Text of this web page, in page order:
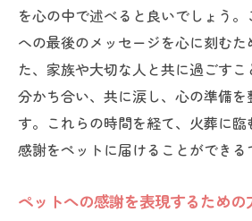
を心の中で述べると良いでしょう
への最後のメッセージを心に刻むた
た、家族や大切な人と共に過ごす
分かち合い、共に涙し、心の準備を
す。これらの時間を経て、火葬に
感謝をペットに届けることができる
ペットへの感謝を表現するための